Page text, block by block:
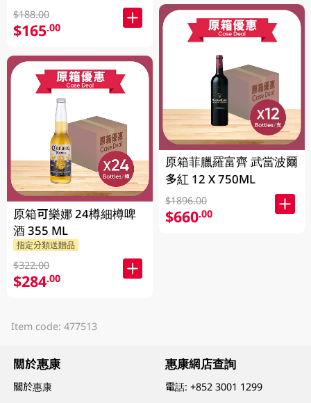
$188.00
$165.00
原箱可樂娜 24樽細樽啤
酒 355 ML
指定分類送贈品
$322.00
$284.00
原箱菲臘羅富齊 武當波爾
多紅 12 X 750ML
$1896.00
$660.00
Item code: 477513
關於惠康
關於惠康
惠康網店查詢
電話:+852 3001 1299